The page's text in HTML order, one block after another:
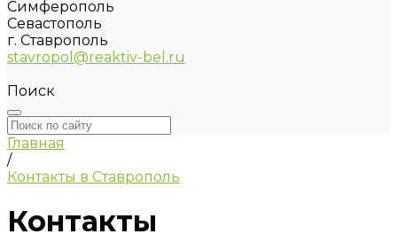
Симферополь
Севастополь
г. Ставрополь
stavropol@reaktiv-bel.ru
Поиск
Главная
/
Контакты в Ставрополь
Контакты